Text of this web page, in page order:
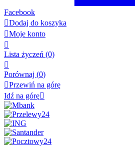
Facebook
Dodaj do koszyka
Moje konto

Lista życzeń (0)

Porównaj (0)
Przewiń na górę
Idź na górę